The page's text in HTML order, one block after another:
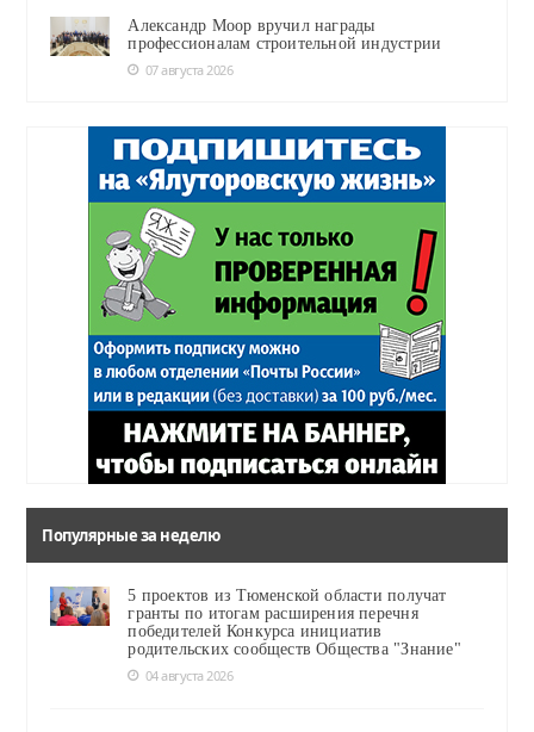
Александр Моор вручил награды
профессионалам строительной индустрии
07 августа 2026
Популярные за неделю
5 проектов из Тюменской области получат
гранты по итогам расширения перечня
победителей Конкурса инициатив
родительских сообществ Общества "Знание"
04 августа 2026